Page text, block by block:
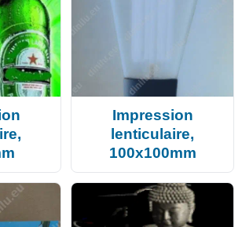
Impression
lenticulaire,
100x100mm